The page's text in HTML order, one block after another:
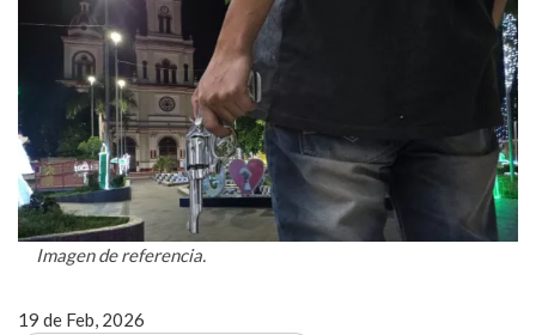
Imagen de referencia.
19 de Feb, 2026